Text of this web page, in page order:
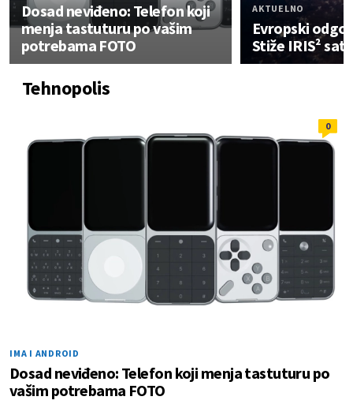
Dosad neviđeno: Telefon koji
menja tastuturu po vašim
potrebama FOTO
AKTUELNO
Evropski
Stiže IRIS²
Tehnopolis
0
IMA I ANDROID
Dosad neviđeno: Telefon koji menja tastuturu po
vašim potrebama FOTO